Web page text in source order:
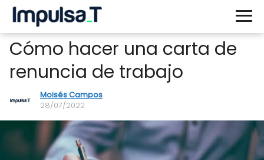
Cómo hacer una carta de
renuncia de trabajo
Moisés Campos
28/07/2022